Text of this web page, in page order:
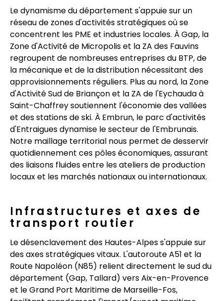
Le dynamisme du département s'appuie sur un
réseau de zones d'activités stratégiques où se
concentrent les PME et industries locales. À Gap, la
Zone d'Activité de Micropolis et la ZA des Fauvins
regroupent de nombreuses entreprises du BTP, de
la mécanique et de la distribution nécessitant des
approvisionnements réguliers. Plus au nord, la Zone
d'Activité Sud de Briançon et la ZA de l'Eychauda à
Saint-Chaffrey soutiennent l'économie des vallées
et des stations de ski. À Embrun, le parc d'activités
d'Entraigues dynamise le secteur de l'Embrunais.
Notre maillage territorial nous permet de desservir
quotidiennement ces pôles économiques, assurant
des liaisons fluides entre les ateliers de production
locaux et les marchés nationaux ou internationaux.
Infrastructures et axes de
transport routier
Le désenclavement des Hautes-Alpes s'appuie sur
des axes stratégiques vitaux. L'autoroute A51 et la
Route Napoléon (N85) relient directement le sud du
département (Gap, Tallard) vers Aix-en-Provence
et le Grand Port Maritime de Marseille-Fos,